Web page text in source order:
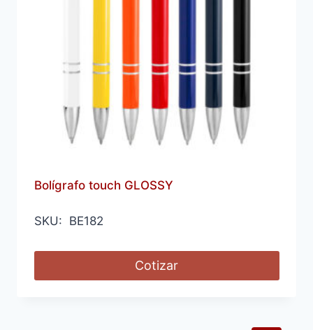
Bolígrafo touch GLOSSY
SKU: BE182
Cotizar